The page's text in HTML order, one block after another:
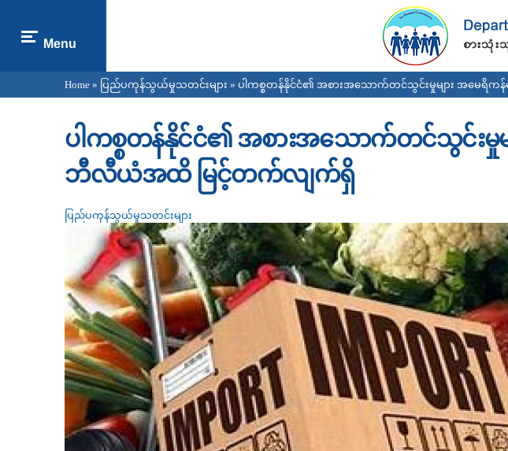
main
Menu
You are here
Home » ပြည်ပကုန်သွယ်မှုသတင်းများ » ပါကစ္စတန်နိုင်ငံ၏ အစားအသောက်တင်သွင်းမှုများ အမေ
ပါကစ္စတန်နိုင်ငံ၏ အစားအသောက်တင်သွင်းမှုမ
ဘီလီယံအထိ မြင့်တက်လျက်ရှိ
ပြည်ပကုန်သွယ်မှုသတင်းများ